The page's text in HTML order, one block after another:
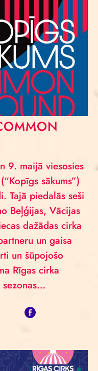
9. maijā viesosies
sākums”)
Tajā piedalās seši
Beļģijas, Vācijas
dažādas cirka
un gaisa
un šūpojošo
Rīgas cirka
sezonas…